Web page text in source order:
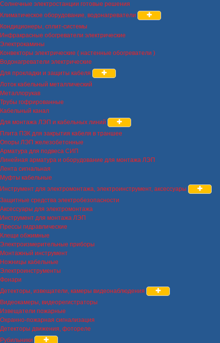
Солнечные электростанции готовые решения
Климатическое оборудование, водонагреватели
Кондиционеры, сплит-системы
Инфракрасные обогреватели электрические
Электрокамины
Конвекторы электрические ( настенные обогреватели )
Водонагреватели электрические
Для прокладки и защиты кабеля
Лоток кабельный металлический
Металлорукав
Трубы гофрированные
Кабельный канал
Для монтажа ЛЭП и кабельных линий
Плита ПЗК для закрытия кабеля в траншее
Опоры ЛЭП железобетонные
Арматура для подвеса СИП
Линейная арматура и оборудование для монтажа ЛЭП
Лента сигнальная
Муфты кабельные
Инструмент для электромонтажа, электроинструмент, аксессуары
Защитные средства электробезопасности
Аксессуары для электромонтажа
Инструмент для монтажа ЛЭП
Прессы гидравлические
Клещи обжимные
Электроизмерительные приборы
Монтажный инструмент
Ножницы кабельные
Электроинструменты
Фонари
Детекторы, извещатели, камеры видеонаблюдения
Видеокамеры, видеорегистраторы
Извещатели пожарные
Охранно-пожарная сигнализация
Детекторы движения, фотореле
Рубильники